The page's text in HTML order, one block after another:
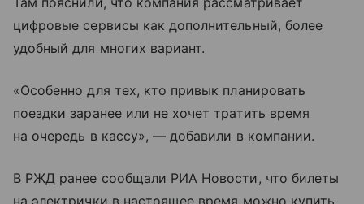
цифровые сервисы как дополнительный, более
удобный для многих вариант.
«Особенно для тех, кто привык планировать
поездки заранее или не хочет тратить время
на очередь в кассу», — добавили в компании.
В РЖД ранее сообщали РИА Новости, что билеты